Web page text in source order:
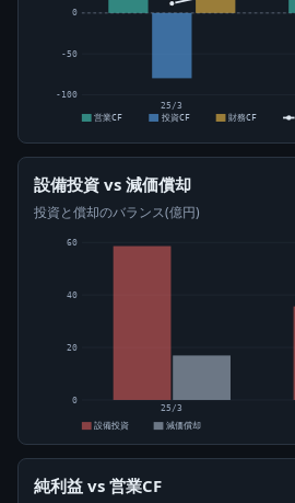
-100
-50
0
25/3
営業CF
投資CF 財務CF
設備投資 vs 減価償却
投資と償却のバランス(億円)
0
20
40
60
25/3
設備投資
減価償却
純利益 vs 営業CF